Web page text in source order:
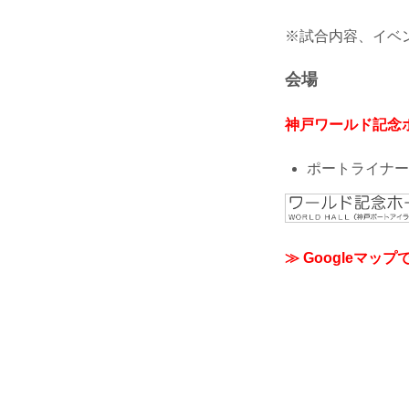
※試合内容、イベ
会場
神戸ワールド記念
ポートライナ
≫ Googleマップ